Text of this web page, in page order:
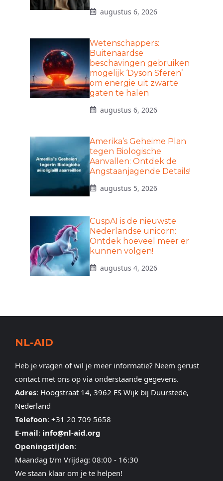
augustus 6, 2026
Wetenschappers:
Buitenaardse
beschavingen gebruiken
mogelijk ‘Dyson Sferen’
om energie uit zwarte
gaten te halen
augustus 6, 2026
Amerika’s Geheime Plan
tegen Biologische
Aanvallen: Ontdek de
Angstaanjagende Details!
augustus 5, 2026
CuspAI is de nieuwste
Nederlandse unicorn:
Ontdek hoeveel meer er
kunnen volgen!
augustus 4, 2026
NL-AID
Heb je vragen of wil je meer informatie? Neem gerust
contact met ons op via onderstaande gegevens.
Adres: Hoogstraat 14, 3962 ES Wijk bij Duurstede,
Nederland
Telefoon: +31 20 709 5658
E-mail: info@nl-aid.org
Openingstijden:
Maandag t/m Vrijdag: 08:00 - 16:30
We staan klaar om je te helpen!